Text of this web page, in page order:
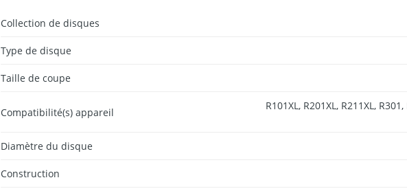
Collection de disques
Type de disque
Taille de coupe
Compatibilité(s) appareil
R101XL, R201XL, R211XL,
Diamètre du disque
Construction